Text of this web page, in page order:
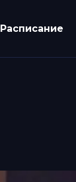
Расписание